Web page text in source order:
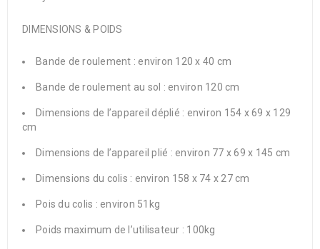
DIMENSIONS & POIDS
Bande de roulement : environ 120 x 40 cm
Bande de roulement au sol : environ 120 cm
Dimensions de l’appareil déplié : environ 154 x 69 x 129
cm
Dimensions de l’appareil plié : environ 77 x 69 x 145 cm
Dimensions du colis : environ 158 x 74 x 27 cm
Pois du colis : environ 51kg
Poids maximum de l’utilisateur : 100kg